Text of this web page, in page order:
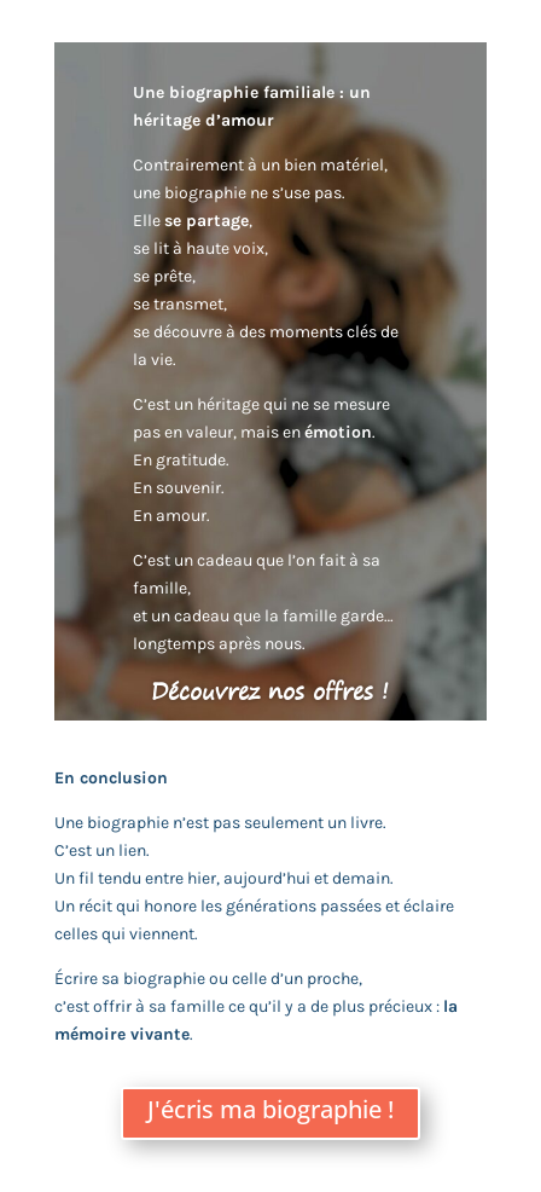
Une biographie familiale : un
héritage d’amour
Contrairement à un bien matériel,
une biographie ne s’use pas.
Ellese partage,
se lit à haute voix,
se prête,
se transmet,
se découvre à des moments clés de
la vie.
C’est un héritage qui ne se mesure
pas en valeur, mais enémotion.
En gratitude.
En souvenir.
En amour.
C’est un cadeau que l’on fait à sa
famille,
et un cadeau que la famille garde…
longtemps après nous.
Découvrez nos offres !
En conclusion
Une biographie n’est pas seulement un livre.
C’est un lien.
Un fil tendu entre hier, aujourd’hui et demain.
Un récit qui honore les générations passées et éclaire
celles qui viennent.
Écrire sa biographie ou celle d’un proche,
c’est offrir à sa famille ce qu’il y a de plus précieux : la
mémoire vivante.
J'écris ma biographie !